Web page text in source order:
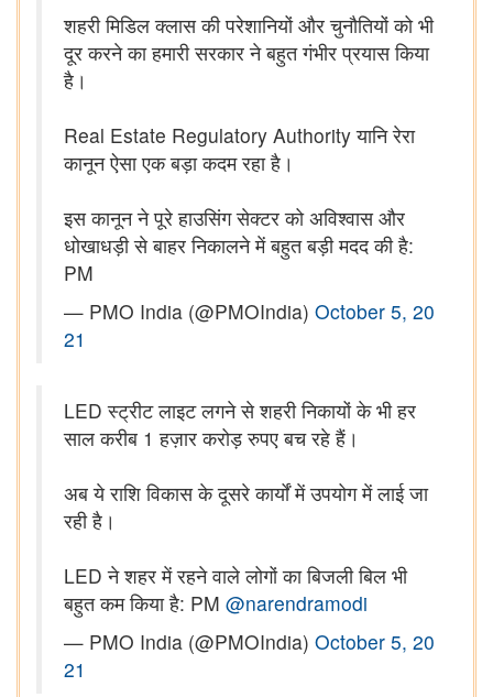
शहरी मिडिल क्लास की परेशानियों और चुनौतियों को भी
दूर करने का हमारी सरकार ने बहुत गंभीर प्रयास किया
है।
Real Estate Regulatory Authority यानि रेरा
कानून ऐसा एक बड़ा कदम रहा है।
इस कानून ने पूरे हाउसिंग सेक्टर को अविश्वास और
धोखाधड़ी से बाहर निकालने में बहुत बड़ी मदद की है:
PM
— PMO India (@PMOIndia) October 5, 20
21
LED स्ट्रीट लाइट लगने से शहरी निकायों के भी हर
साल करीब 1 हज़ार करोड़ रुपए बच रहे हैं।
अब ये राशि विकास के दूसरे कार्यों में उपयोग में लाई जा
रही है।
LED ने शहर में रहने वाले लोगों का बिजली बिल भी
बहुत कम किया है: PM @narendramodi
— PMO India (@PMOIndia) October 5, 20
21